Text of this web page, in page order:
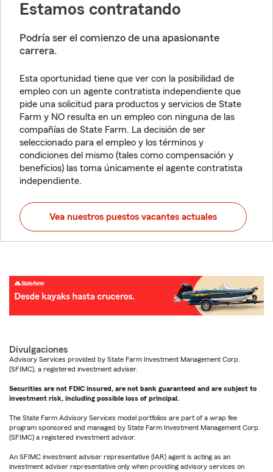
Estamos contratando
Podría ser el comienzo de una apasionante
carrera.
Esta oportunidad tiene que ver con la posibilidad de
empleo con un agente contratista independiente que
pide una solicitud para productos y servicios de State
Farm y NO resulta en un empleo con ninguna de las
compañías de State Farm. La decisión de ser
seleccionado para el empleo y los términos y
condiciones del mismo (tales como compensación y
beneficios) las toma únicamente el agente contratista
independiente.
Vea nuestros puestos vacantes actuales
Divulgaciones
Advisory Services provided by State Farm Investment Management Corp.
(SFIMC), a registered investment adviser.
Securities are not FDIC insured, are not bank guaranteed and are subject to
investment risk, including possible loss of principal.
The State Farm Advisory Services model portfolios are part of a wrap fee
program sponsored and managed by State Farm Investment Management Corp.
(SFIMC) a registered investment advisor.
An SFIMC investment adviser representative (IAR) agent is acting as an
investment adviser representative only when providing advisory services on